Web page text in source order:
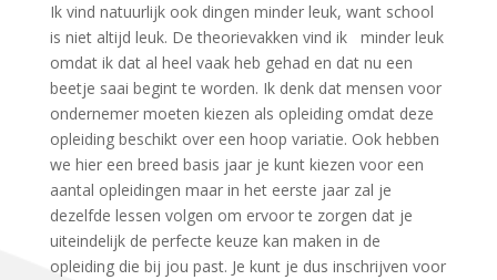
Ik vind natuurlijk ook dingen minder leuk, want school
is niet altijd leuk. De theorievakken vind ik minder leuk
omdat ik dat al heel vaak heb gehad en dat nu een
beetje saai begint te worden. Ik denk dat mensen voor
ondernemer moeten kiezen als opleiding omdat deze
opleiding beschikt over een hoop variatie. Ook hebben
we hier een breed basis jaar je kunt kiezen voor een
aantal opleidingen maar in het eerste jaar zal je
dezelfde lessen volgen om ervoor te zorgen dat je
uiteindelijk de perfecte keuze kan maken in de
opleiding die bij jou past. Je kunt je dus inschrijven voor